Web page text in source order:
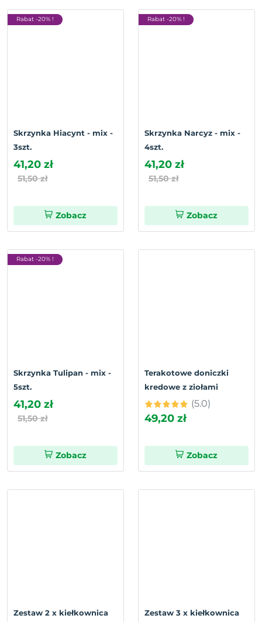
Rabat -20% !
Skrzynka Hiacynt - mix -
3szt.
41,20 zł
51,50 zł
Zobacz
Rabat -20% !
Skrzynka Narcyz - mix -
4szt.
41,20 zł
51,50 zł
Zobacz
Rabat -20% !
Skrzynka Tulipan - mix -
5szt.
41,20 zł
51,50 zł
Zobacz
Terakotowe doniczki
kredowe z ziołami
(5.0)
49,20 zł
Zobacz
Zestaw 2 x kiełkownica Zestaw 3 x kiełkownica